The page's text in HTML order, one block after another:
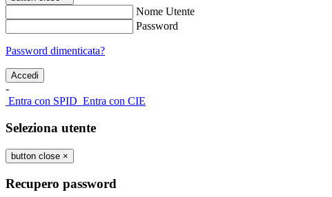
Nome Utente
Password
Password dimenticata?
-
Entra con SPID Entra con CIE
Seleziona utente
button close ×
Recupero password